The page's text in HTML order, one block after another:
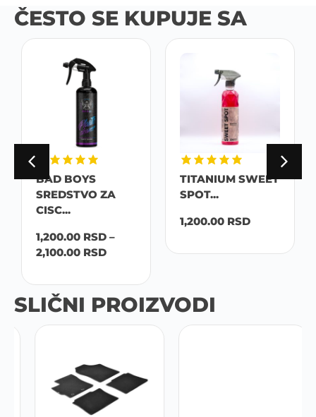
ČESTO SE KUPUJE SA
BAD BOYS
SREDSTVO ZA
CISC...
1,200.00 RSD –
2,100.00 RSD
TITANIUM SWEET
SPOT...
1,200.00 RSD
SLIČNI PROIZVODI